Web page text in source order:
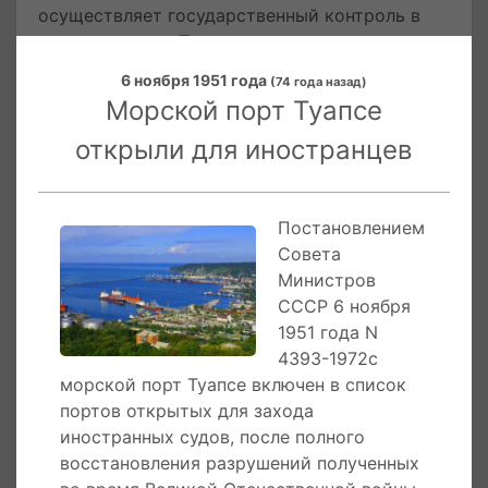
осуществляет государственный контроль в
границах порта Туапсе.
Морской порт принимает суда с осадкой до
12 метров, длиной до 250 метров и шириной
до 44 метров. Имеет возможности для
пополнения запасов продовольствия, топлива,
пресной воды, приема сточных и
нефтесодержащих вод, всех категорий
мусора, за исключением отходов 1 и 2
классов опасности ИМО, а также проведения
ремонта оборудования и водолазного
осмотра судна.
6 ноября 1951 года Постановлением Совета
Министров СССР № 4393-1972с морской порт
Туапсе включен в список портов открытых
для захода иностранных судов, после полного
6 ноября 1951 года (74 года назад)
Морской порт Туапсе
открыли для иностранцев
Постановлением
Совета
Министров
СССР 6 ноября
1951 года N
4393-1972с
морской порт Туапсе включен в список
портов открытых для захода
иностранных судов, после полного
восстановления разрушений полученных